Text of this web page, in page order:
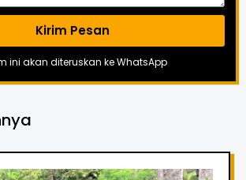
Kirim Pesan
ini akan diteruskan ke WhatsApp